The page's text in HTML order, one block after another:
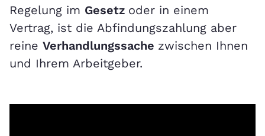
Regelung im Gesetz oder in einem
Vertrag, ist die Abfindungszahlung aber
reine Verhandlungssache zwischen Ihnen
und Ihrem Arbeitgeber.